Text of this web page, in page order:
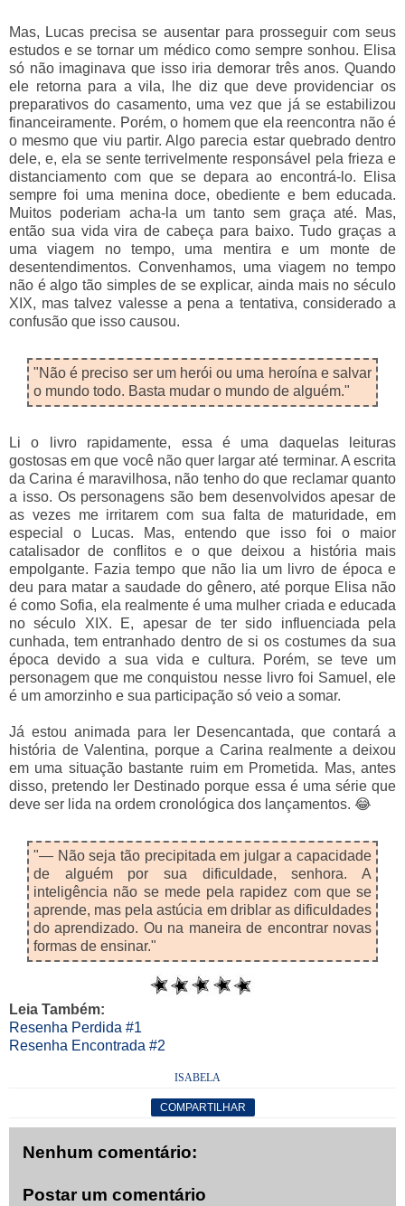
Mas, Lucas precisa se ausentar para prosseguir com seus
estudos e se tornar um médico como sempre sonhou. Elisa
só não imaginava que isso iria demorar três anos. Quando
ele retorna para a vila, lhe diz que deve providenciar os
preparativos do casamento, uma vez que já se estabilizou
financeiramente. Porém, o homem que ela reencontra não é
o mesmo que viu partir. Algo parecia estar quebrado dentro
dele, e, ela se sente terrivelmente responsável pela frieza e
distanciamento com que se depara ao encontrá-lo. Elisa
sempre foi uma menina doce, obediente e bem educada.
Muitos poderiam acha-la um tanto sem graça até. Mas,
então sua vida vira de cabeça para baixo. Tudo graças a
uma viagem no tempo, uma mentira e um monte de
desentendimentos. Convenhamos, uma viagem no tempo
não é algo tão simples de se explicar, ainda mais no século
XIX, mas talvez valesse a pena a tentativa, considerado a
confusão que isso causou.
"Não é preciso ser um herói ou uma heroína e salvar
o mundo todo. Basta mudar o mundo de alguém."
Li o livro rapidamente, essa é uma daquelas leituras
gostosas em que você não quer largar até terminar. A escrita
da Carina é maravilhosa, não tenho do que reclamar quanto
a isso. Os personagens são bem desenvolvidos apesar de
as vezes me irritarem com sua falta de maturidade, em
especial o Lucas. Mas, entendo que isso foi o maior
catalisador de conflitos e o que deixou a história mais
empolgante. Fazia tempo que não lia um livro de época e
deu para matar a saudade do gênero, até porque Elisa não
é como Sofia, ela realmente é uma mulher criada e educada
no século XIX. E, apesar de ter sido influenciada pela
cunhada, tem entranhado dentro de si os costumes da sua
época devido a sua vida e cultura. Porém, se teve um
personagem que me conquistou nesse livro foi Samuel, ele
é um amorzinho e sua participação só veio a somar.
Já estou animada para ler Desencantada, que contará a
história de Valentina, porque a Carina realmente a deixou
em uma situação bastante ruim em Prometida. Mas, antes
disso, pretendo ler Destinado porque essa é uma série que
deve ser lida na ordem cronológica dos lançamentos. 😂
"— Não seja tão precipitada em julgar a capacidade
de alguém por sua dificuldade, senhora. A
inteligência não se mede pela rapidez com que se
aprende, mas pela astúcia em driblar as dificuldades
do aprendizado. Ou na maneira de encontrar novas
formas de ensinar."
Leia Também:
Resenha Perdida #1
Resenha Encontrada #2
ISABELA
COMPARTILHAR
Nenhum comentário:
Postar um comentário